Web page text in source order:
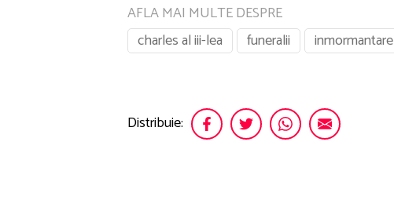
AFLA MAI MULTE DESPRE
charles al iii-lea
funeralii inmormantare
Distribuie: